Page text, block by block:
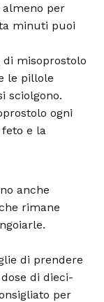
almeno per
minuti puoi
di misoprostolo
le pillole
sciolgono.
ogni
e la
anche
rimane
di prendere
di dieci-
per